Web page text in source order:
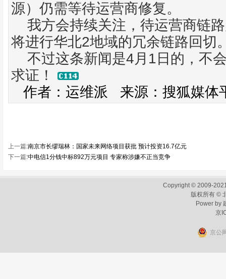
源）仍需等待运营商修复。
我方会持续关注，待运营商链
将进行华北2地域的冗余链路回切
不过这条新闻是4月 1 日的，不
求证！
作者：运维派
来源：搜狐媒体
上一篇:南京市长缪瑞林：国家未来网络项目获批 预计投资16.7亿元
下一篇:中电信1分钱中标892万元项目 专家称涉嫌不正当竞争
Copyright © 2009-
版权所有 ©
Power by
京
京公